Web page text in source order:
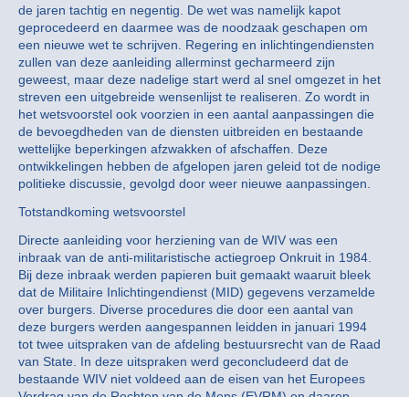
de jaren tachtig en negentig. De wet was namelijk kapot
geprocedeerd en daarmee was de noodzaak geschapen om
een nieuwe wet te schrijven. Regering en inlichtingendiensten
zullen van deze aanleiding allerminst gecharmeerd zijn
geweest, maar deze nadelige start werd al snel omgezet in het
streven een uitgebreide wensenlijst te realiseren. Zo wordt in
het wetsvoorstel ook voorzien in een aantal aanpassingen die
de bevoegdheden van de diensten uitbreiden en bestaande
wettelijke beperkingen afzwakken of afschaffen. Deze
ontwikkelingen hebben de afgelopen jaren geleid tot de nodige
politieke discussie, gevolgd door weer nieuwe aanpassingen.
Totstandkoming wetsvoorstel
Directe aanleiding voor herziening van de WIV was een
inbraak van de anti-militaristische actiegroep Onkruit in 1984.
Bij deze inbraak werden papieren buit gemaakt waaruit bleek
dat de Militaire Inlichtingendienst (MID) gegevens verzamelde
over burgers. Diverse procedures die door een aantal van
deze burgers werden aangespannen leidden in januari 1994
tot twee uitspraken van de afdeling bestuursrecht van de Raad
van State. In deze uitspraken werd geconcludeerd dat de
bestaande WIV niet voldeed aan de eisen van het Europees